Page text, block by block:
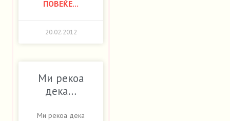
ПОВЕЌЕ...
20.02.2012
Ми рекоа
дека…
Ми рекоа дека